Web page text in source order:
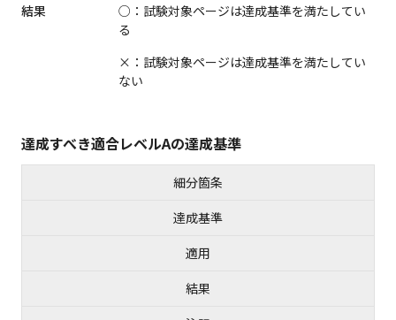
結果
○：試験対象ページは達成基準を満たしてい
る
×：試験対象ページは達成基準を満たしてい
ない
達成すべき適合レベルAの達成基準
細分箇条
達成基準
適用
結果